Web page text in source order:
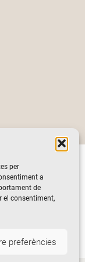
per
a
de
el consentiment,
preferències